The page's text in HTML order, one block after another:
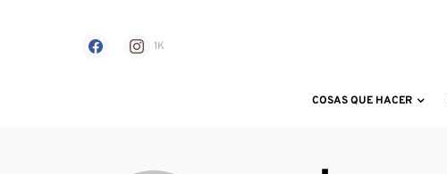
1K
COSAS QUE HACER